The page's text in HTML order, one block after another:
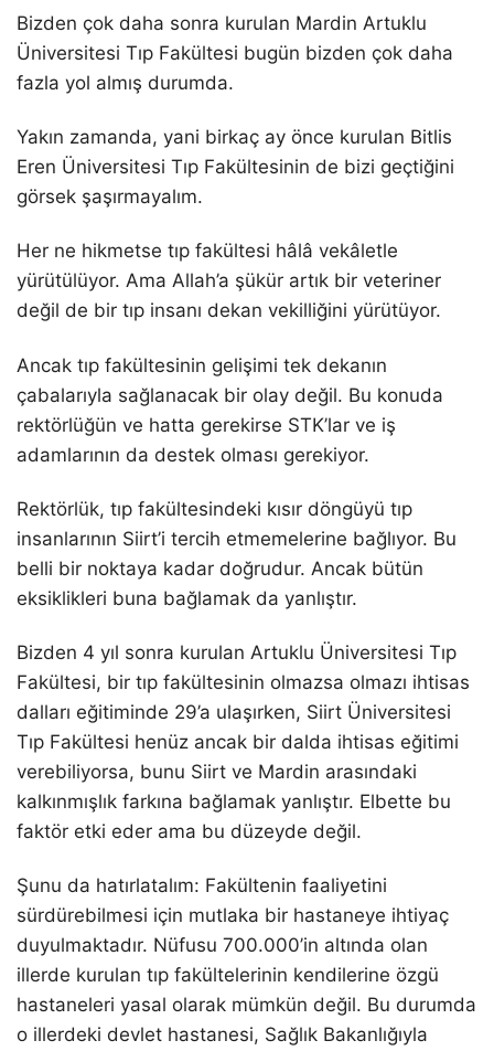
Bizden çok daha sonra kurulan Mardin Artuklu
Üniversitesi Tıp Fakültesi bugün bizden çok daha
fazla yol almış durumda.
Yakın zamanda, yani birkaç ay önce kurulan Bitlis
Eren Üniversitesi Tıp Fakültesinin de bizi geçtiğini
görsek şaşırmayalım.
Her ne hikmetse tıp fakültesi hâlâ vekâletle
yürütülüyor. Ama Allah’a şükür artık bir veteriner
değil de bir tıp insanı dekan vekilliğini yürütüyor.
Ancak tıp fakültesinin gelişimi tek dekanın
çabalarıyla sağlanacak bir olay değil. Bu konuda
rektörlüğün ve hatta gerekirse STK’lar ve iş
adamlarının da destek olması gerekiyor.
Rektörlük, tıp fakültesindeki kısır döngüyü tıp
insanlarının Siirt’i tercih etmemelerine bağlıyor. Bu
belli bir noktaya kadar doğrudur. Ancak bütün
eksiklikleri buna bağlamak da yanlıştır.
Bizden 4 yıl sonra kurulan Artuklu Üniversitesi Tıp
Fakültesi, bir tıp fakültesinin olmazsa olmazı ihtisas
dalları eğitiminde 29’a ulaşırken, Siirt Üniversitesi
Tıp Fakültesi henüz ancak bir dalda ihtisas eğitimi
verebiliyorsa, bunu Siirt ve Mardin arasındaki
kalkınmışlık farkına bağlamak yanlıştır. Elbette bu
faktör etki eder ama bu düzeyde değil.
Şunu da hatırlatalım: Fakültenin faaliyetini
sürdürebilmesi için mutlaka bir hastaneye ihtiyaç
duyulmaktadır. Nüfusu 700.000’in altında olan
illerde kurulan tıp fakültelerinin kendilerine özgü
hastaneleri yasal olarak mümkün değil. Bu durumda
o illerdeki devlet hastanesi, Sağlık Bakanlığıyla